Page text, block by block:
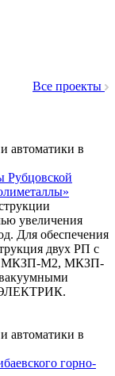
Все проекты
автоматики в
Рубцовской
увеличения
Для обеспечения
двух РП с
МКЗП-М2, МКЗП-
ЭЛЕКТРИК.
автоматики в
горно-